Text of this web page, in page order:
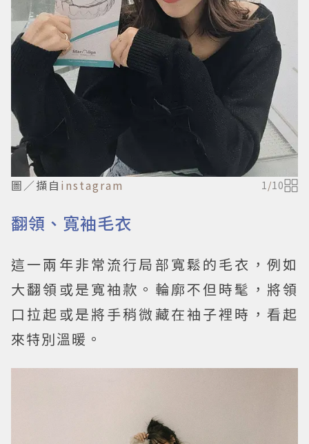
圖／擷自 instagram 1/10
翻領、寬袖毛衣
這一兩年非常流行局部寬鬆的毛衣，例如
大翻領或是寬袖款。輪廓不但時髦，將領
口拉起或是將手稍微藏在袖子裡時，看起
來特別溫暖。